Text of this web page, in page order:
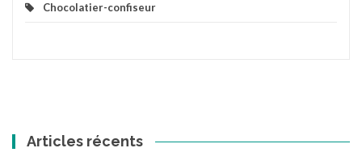
Chocolatier-confiseur
Articles récents